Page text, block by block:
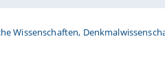
Wissenschaften,